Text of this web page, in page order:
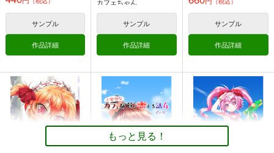
サークル「ユーリカ」
百合アンソロジー２
告白のすきまで×木枯
同人作家がクリスタだ
けで作る同人誌の表紙
デザイン
壱番地
台所
乱痴気事虫所
110円（税込）
サンプル
作品詳細
サンプル
作品詳細
サンプル
作品詳細
もっと見る！